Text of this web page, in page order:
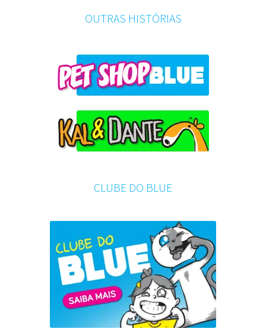
OUTRAS HISTÓRIAS
CLUBE DO BLUE